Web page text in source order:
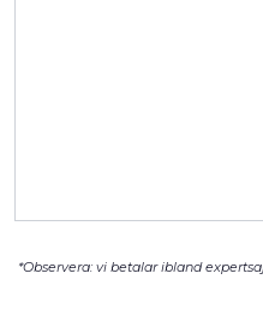
*Observera: vi betalar ibland